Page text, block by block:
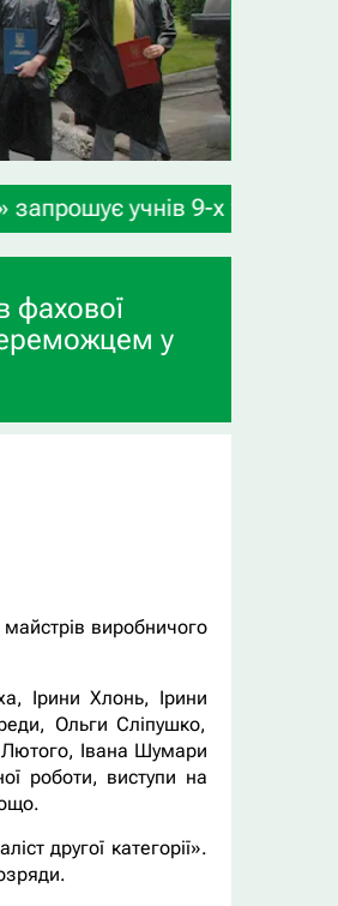
а також
фахової
у
майстрів виробничого
Ірини Хлонь, Ірини
Ольги Сліпушко,
Лютого, Івана Шумари
роботи, виступи на
другої категорії».